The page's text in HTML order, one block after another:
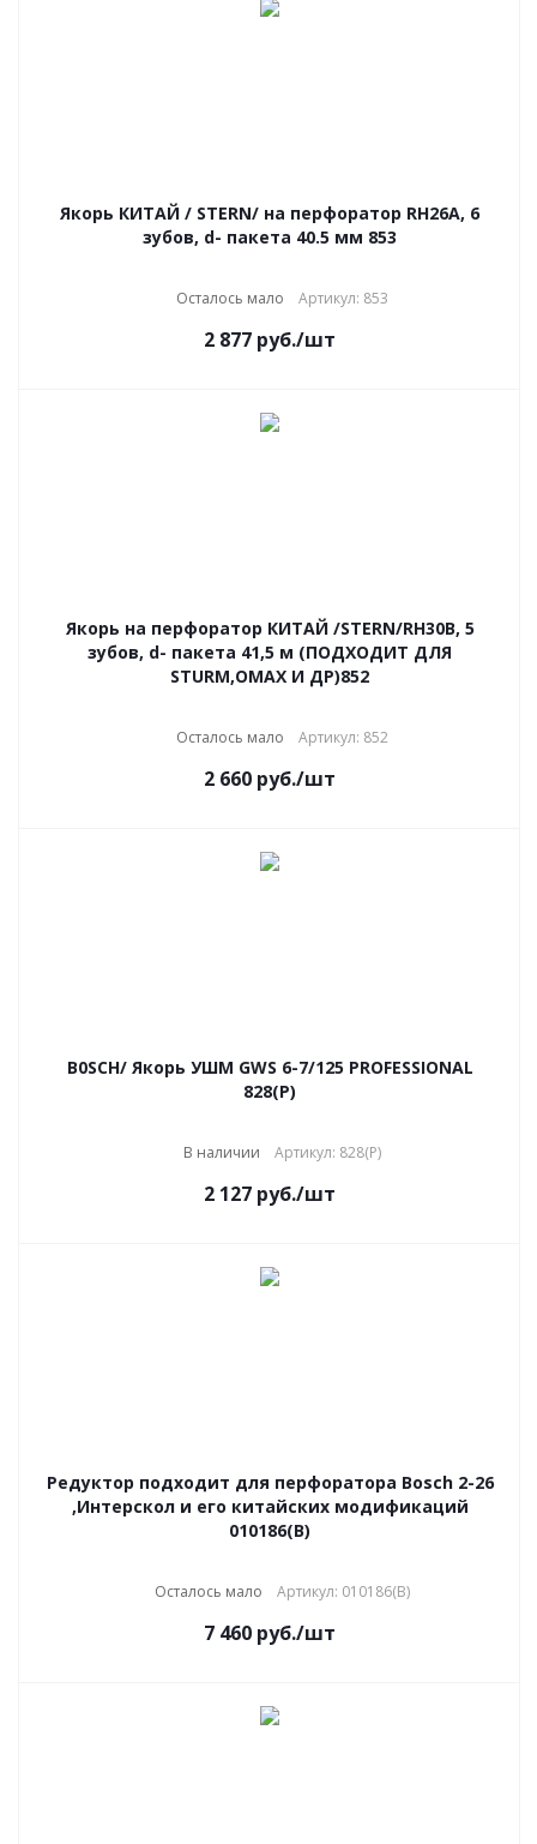
Якорь КИТАЙ / STERN/ на перфоратор RH26A, 6
зубов, d- пакета 40.5 мм 853
Осталось мало Артикул: 853
2 877 руб./шт
Якорь на перфоратор КИТАЙ /STERN/RH30B, 5
зубов, d- пакета 41,5 м (ПОДХОДИТ ДЛЯ
STURM,OMAX И ДР)852
Осталось мало Артикул: 852
2 660 руб./шт
B0SCH/ Якорь УШМ GWS 6-7/125 PROFESSIONAL
828(P)
В наличии Артикул: 828(Р)
2 127 руб./шт
Pедуктор подходит для перфоратора Bosch 2-26
,Интерскол и его китайских модификаций
010186(B)
Осталось мало Артикул: 010186(B)
7 460 руб./шт